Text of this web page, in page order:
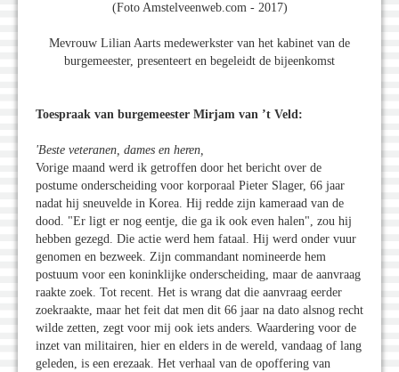
(Foto Amstelveenweb.com - 2017)
Mevrouw Lilian Aarts medewerkster van het kabinet van de
burgemeester, presenteert en begeleidt de bijeenkomst
Toespraak van burgemeester Mirjam van ’t Veld:
'Beste veteranen, dames en heren,
Vorige maand werd ik getroffen door het bericht over de
postume onderscheiding voor korporaal Pieter Slager, 66 jaar
nadat hij sneuvelde in Korea. Hij redde zijn kameraad van de
dood. "Er ligt er nog eentje, die ga ik ook even halen", zou hij
hebben gezegd. Die actie werd hem fataal. Hij werd onder vuur
genomen en bezweek. Zijn commandant nomineerde hem
postuum voor een koninklijke onderscheiding, maar de aanvraag
raakte zoek. Tot recent. Het is wrang dat die aanvraag eerder
zoekraakte, maar het feit dat men dit 66 jaar na dato alsnog recht
wilde zetten, zegt voor mij ook iets anders. Waardering voor de
inzet van militairen, hier en elders in de wereld, vandaag of lang
geleden, is een erezaak. Het verhaal van de opoffering van